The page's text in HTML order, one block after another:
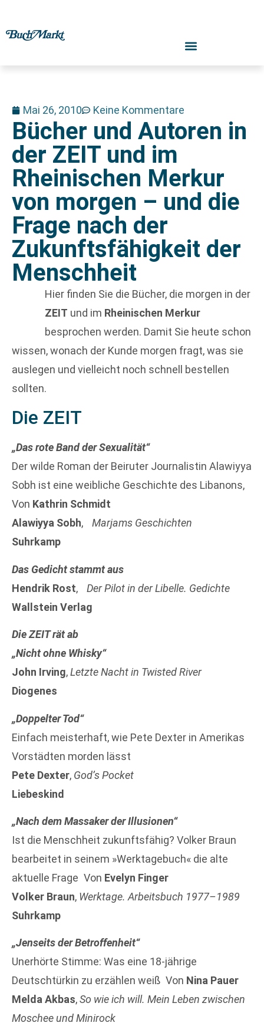
Mai 26, 2010 Keine Kommentare
Bücher und Autoren in
der ZEIT und im
Rheinischen Merkur
von morgen – und die
Frage nach der
Zukunftsfähigkeit der
Menschheit
Hier finden Sie die Bücher, die morgen in der
ZEIT und im Rheinischen Merkur
besprochen werden. Damit Sie heute schon
wissen, wonach der Kunde morgen fragt, was sie
auslegen und vielleicht noch schnell bestellen
sollten.
Die ZEIT
„Das rote Band der Sexualität“
Der wilde Roman der Beiruter Journalistin Alawiyya
Sobh ist eine weibliche Geschichte des Libanons,
Von Kathrin Schmidt
Alawiyya Sobh, Marjams Geschichten
Suhrkamp
Das Gedicht stammt aus
Hendrik Rost, Der Pilot in der Libelle. Gedichte
Wallstein Verlag
Die ZEIT rät ab
„Nicht ohne Whisky“
John Irving,Letzte Nacht in Twisted River
Diogenes
„Doppelter Tod“
Einfach meisterhaft, wie Pete Dexter in Amerikas
Vorstädten morden lässt
Pete Dexter, God’s Pocket
Liebeskind
„Nach dem Massaker der Illusionen“
Ist die Menschheit zukunftsfähig? Volker Braun
bearbeitet in seinem »Werktagebuch« die alte
aktuelle Frage Von Evelyn Finger
Volker Braun, Werktage. Arbeitsbuch 1977–1989
Suhrkamp
„Jenseits der Betroffenheit“
Unerhörte Stimme: Was eine 18-jährige
Deutschtürkin zu erzählen weiß Von Nina Pauer
Melda Akbas,So wie ich will. Mein Leben zwischen
Moschee und Minirock